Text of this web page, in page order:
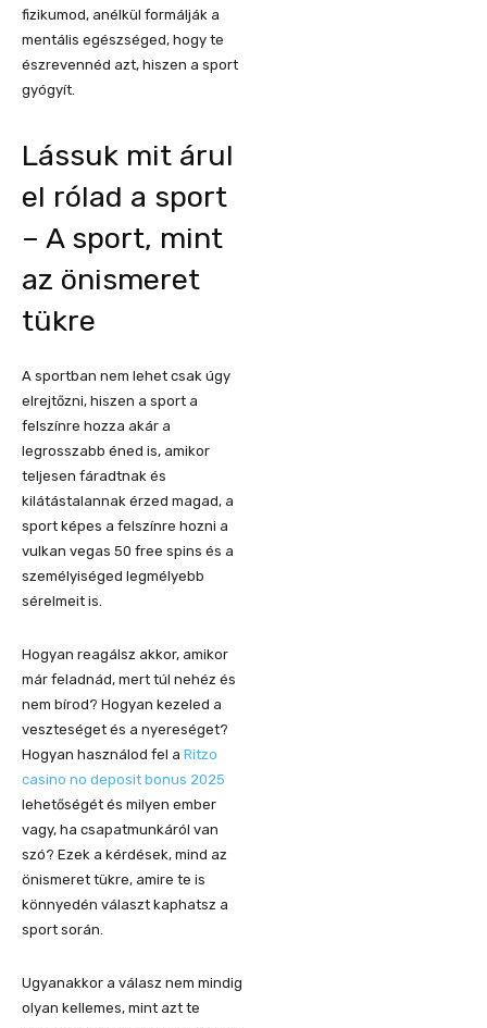
fizikumod, anélkül formálják a
mentális egészséged, hogy te
észrevennéd azt, hiszen a sport
gyógyít.
Lássuk mit árul
el rólad a sport
– A sport, mint
az önismeret
tükre
A sportban nem lehet csak úgy
elrejtőzni, hiszen a sport a
felszínre hozza akár a
legrosszabb éned is, amikor
teljesen fáradtnak és
kilátástalannak érzed magad, a
sport képes a felszínre hozni a
vulkan vegas 50 free spins és a
személyiséged legmélyebb
sérelmeit is.
Hogyan reagálsz akkor, amikor
már feladnád, mert túl nehéz és
nem bírod? Hogyan kezeled a
veszteséget és a nyereséget?
Hogyan használod fel a Ritzo
casino no deposit bonus 2025
lehetőségét és milyen ember
vagy, ha csapatmunkáról van
szó? Ezek a kérdések, mind az
önismeret tükre, amire te is
könnyedén választ kaphatsz a
sport során.
Ugyanakkor a válasz nem mindig
olyan kellemes, mint azt te